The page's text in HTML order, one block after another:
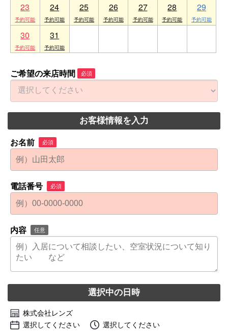
23 24 25 26 27 28 29
30 31
ご希望の来店時間 必須
お客様情報を入力
お名前 必須
電話番号 必須
内容 任意
選択中の日時
株式会社レンズ
選択してください
選択してください